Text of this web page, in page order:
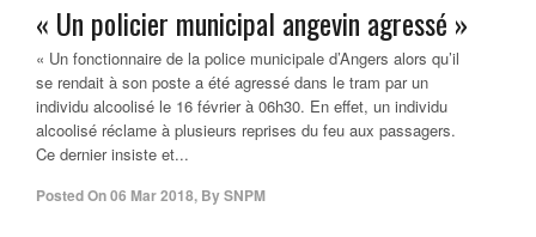
« Un policier municipal angevin agressé »
« Un fonctionnaire de la police municipale d’Angers alors qu’il
se rendait à son poste a été agressé dans le tram par un
individu alcoolisé le 16 février à 06h30. En effet, un individu
alcoolisé réclame à plusieurs reprises du feu aux passagers.
Ce dernier insiste et...
Posted On06 Mar 2018, BySNPM